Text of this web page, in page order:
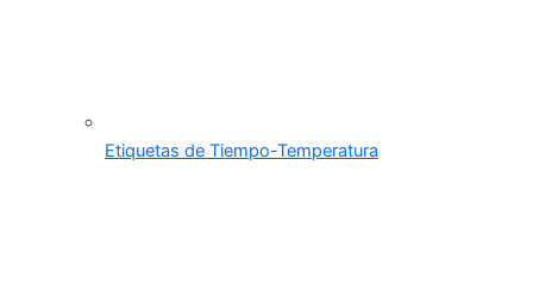
Etiquetas de Tiempo-Temperatura